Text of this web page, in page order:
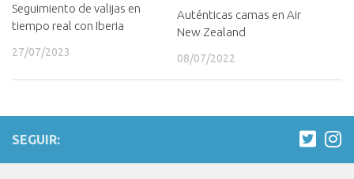
Seguimiento de valijas en
tiempo real con Iberia
27/07/2023
Auténticas camas en Air
New Zealand
08/07/2022
SEGUIR: